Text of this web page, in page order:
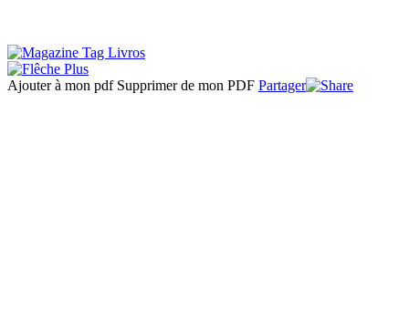
Ajouter à mon pdf Supprimer de mon PDF Partager